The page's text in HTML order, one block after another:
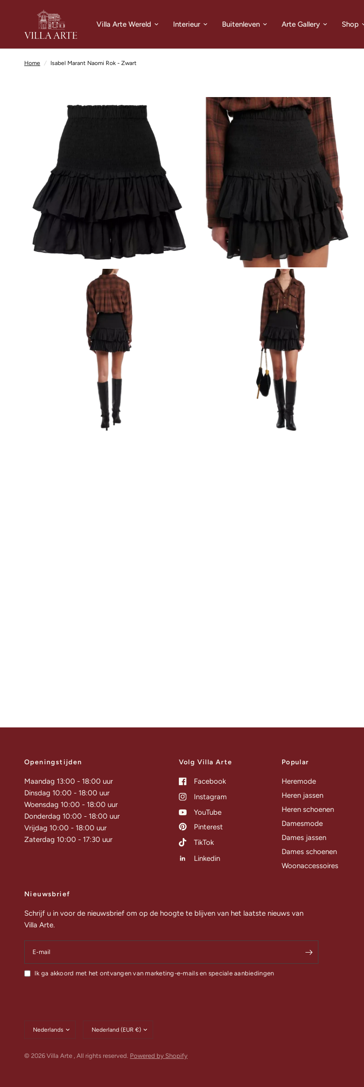
Villa Arte Wereld Interieur Buitenleven Arte Gallery Shop
Home / Isabel Marant Naomi Rok - Zwart
Openingstijden
Maandag 13:00 - 18:00 uur
Dinsdag 10:00 - 18:00 uur
Woensdag 10:00 - 18:00 uur
Donderdag 10:00 - 18:00 uur
Vrijdag 10:00 - 18:00 uur
Zaterdag 10:00 - 17:30 uur
Volg Villa Arte
Facebook
Instagram
YouTube
Pinterest
TikTok
Linkedin
Popular
Heremode
Heren jassen
Heren schoenen
Damesmode
Dames jassen
Dames schoenen
Woonaccessoires
Nieuwsbrief
Schrijf u in voor de nieuwsbrief om op de hoogte te blijven van het laatste nieuws van
Villa Arte.
E‑mail
Ik ga akkoord met het ontvangen van marketing-e-mails en speciale aanbiedingen
© 2026 Villa Arte , All rights reserved. Powered by Shopify